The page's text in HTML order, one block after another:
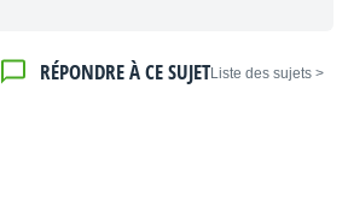
< Liste des sujets
RÉPONDRE À CE SUJET